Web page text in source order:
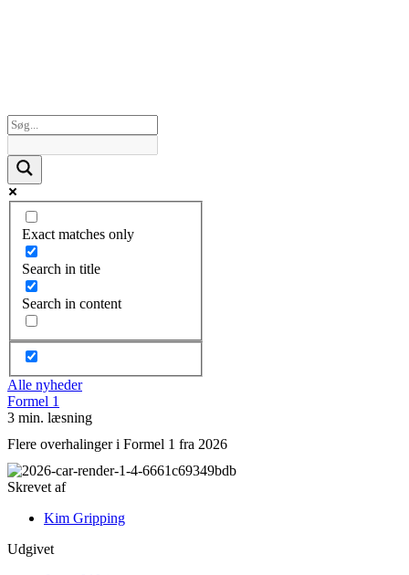
Exact matches only
Search in title
Search in content
Alle nyheder
Formel 1
3 min. læsning
Flere overhalinger i Formel 1 fra 2026
Skrevet af
Kim Gripping
Udgivet